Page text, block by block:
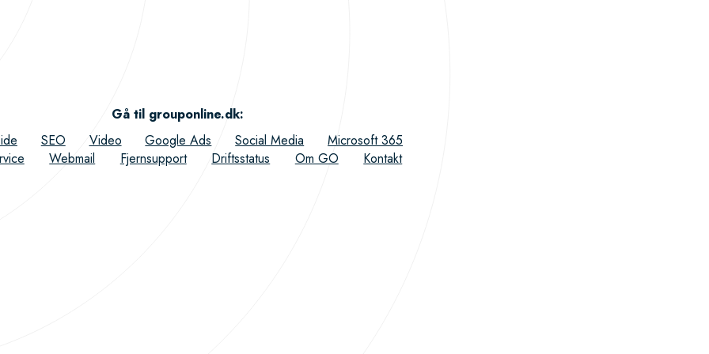
Gå til grouponline.dk:
SEO Video Google Ads Social Media
Microsoft 365
Webmail Fjernsupport Driftsstatus Om GO Kontakt